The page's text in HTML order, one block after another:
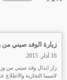
زيارة الوفد صيني من
16 آذار. 2015
زار ايدال وفد صيني من
لاسيما التجارية